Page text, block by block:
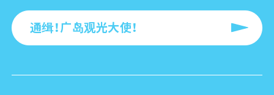
通缉！广岛观光大使！